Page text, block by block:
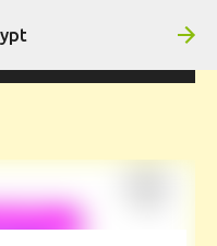
التخطي